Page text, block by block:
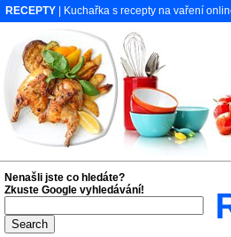
RECEPTY | Kuchařka s recepty na vaření
Nenašli jste co hledáte?
Zkuste Google vyhledávání!